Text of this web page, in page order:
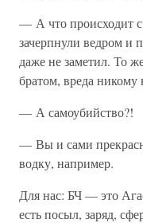
— А что происходит
зачерпнули ведром и
даже не заметил. То
братом, вреда никому
— А самоубийство?!
— Вы и сами
водку, например.
Для нас: БЧ — это
есть посыл, заряд,